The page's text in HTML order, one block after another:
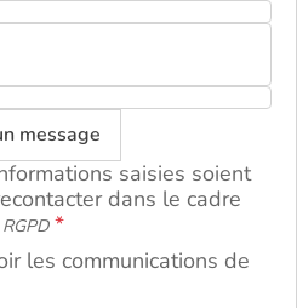
message
saisies soient
dans le cadre
RGPD
les communications de
ou